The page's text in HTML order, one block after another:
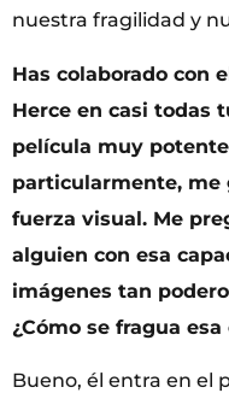
nuestra fragilidad y
Has colaborado con
Herce en casi todas
película muy
particularmente, me
fuerza visual. Me
alguien con esa
imágenes tan
¿Cómo se fragua
Bueno, él entra en el